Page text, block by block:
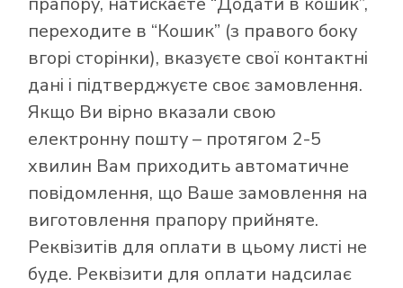
переходите в “Кошик” (з правого боку
вгорі сторінки), вказуєте свої контактні
дані і підтверджуєте своє замовлення.
Якщо Ви вірно вказали свою
електронну пошту – протягом 2-5
хвилин Вам приходить автоматичне
повідомлення, що Ваше замовлення на
виготовлення прапору прийняте.
Реквізитів для оплати в цьому листі не
буде. Реквізити для оплати надсилає